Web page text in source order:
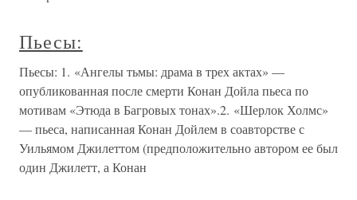
Пьесы:
Пьесы: 1. «Ангелы тьмы: драма в трех актах» —
опубликованная после смерти Конан Дойла пьеса по
мотивам «Этюда в Багровых тонах».2. «Шерлок Холмс»
— пьеса, написанная Конан Дойлем в соавторстве с
Уильямом Джилеттом (предположительно автором ее был
один Джилетт, а Конан